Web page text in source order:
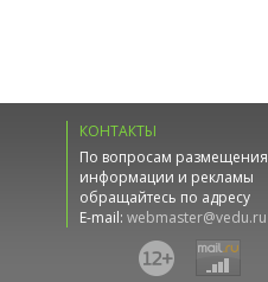
КОНТАКТЫ
По вопросам размещения
информации и рекламы
обращайтесь по адресу
E-mail: webmaster@vedu.ru